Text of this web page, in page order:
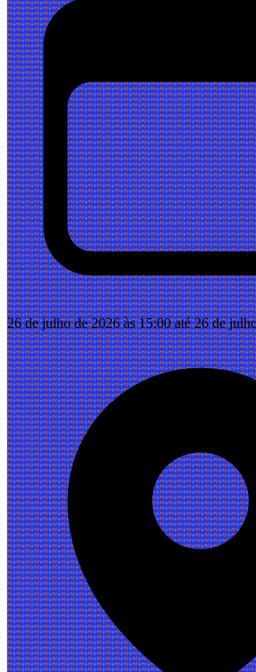
26 de julho de 2026 às 15:00 até 26 de